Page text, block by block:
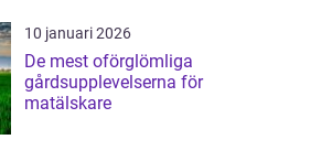
10 januari 2026
De mest oförglömliga
gårdsupplevelserna för
matälskare